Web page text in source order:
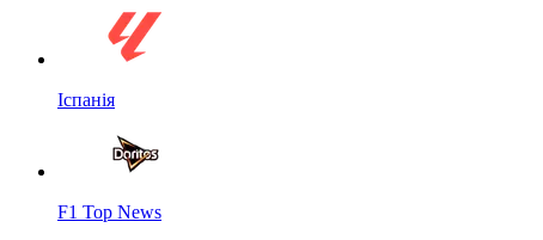
Іспанія
F1 Top News